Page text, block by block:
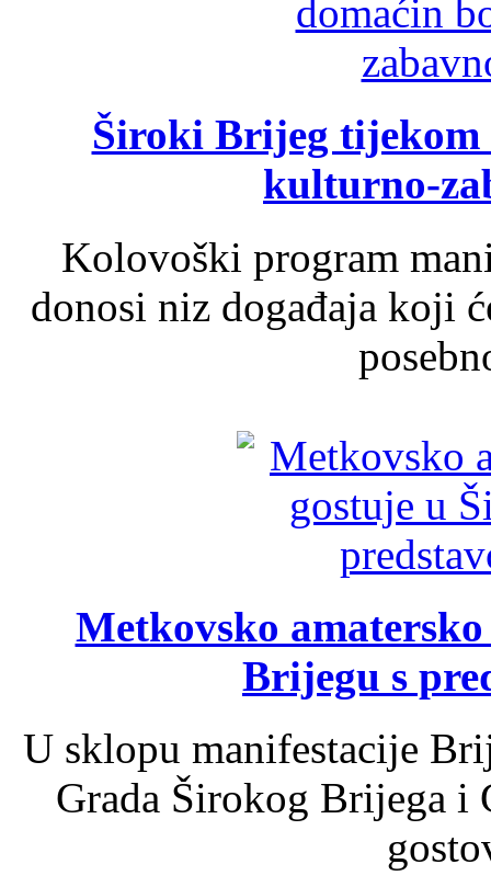
Široki Brijeg tijekom
kulturno-
Kolovoški program
donosi niz događaja koji
Metkovsko
Brijegu s
U sklopu manifestacije
Grada Širokog Brijega